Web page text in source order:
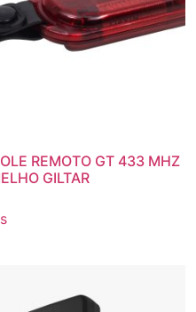
REMOTO GT 433 MHZ
GILTAR